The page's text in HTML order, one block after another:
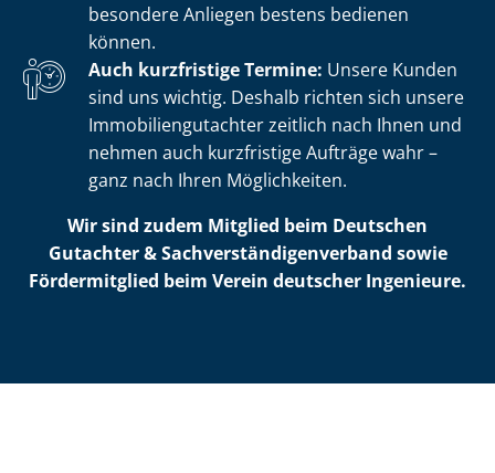
besondere Anliegen bestens bedienen
können.
Auch kurzfristige Termine: Unsere Kunden
sind uns wichtig. Deshalb richten sich unsere
Im­mo­bi­li­en­gut­ach­ter zeitlich nach Ihnen und
nehmen auch kurzfristige Aufträge wahr –
ganz nach Ihren Möglichkeiten.
Wir sind zudem Mitglied beim Deutschen
Gutachter & Sach­ver­stän­di­gen­ver­band sowie
Fördermitglied beim Verein deutscher Ingenieure.